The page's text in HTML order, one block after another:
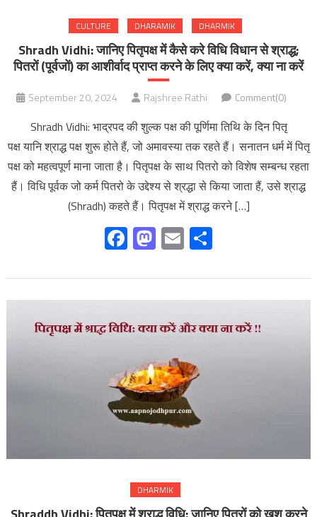
CULTURE DHARAMIK DHARMIK
Shradh Vidhi: जानिए पितृपक्ष में कैसे करे विधि विधान से श्राद्ध;
पितरों (पूर्वजों) का आशीर्वाद प्राप्त करने के लिए क्या करें, क्या ना करें
September 20, 2024 Rajshree Rathi Comment(0)
Shradh Vidhi: भाद्रपद की शुल्क पक्ष की पूर्णिमा तिथि के दिन पितृ
पक्ष यानि श्राद्ध पक्ष शुरू होते हैं, जो अमावस्या तक रहते हैं। सनातन धर्म में पितृ
पक्ष को महत्वपूर्ण माना जाता है। पितृपक्ष के साथ पितरो को विशेष सम्बन्ध रहता
हैं। विधि पूर्वक जो कर्म पितरो के उद्देश्य से श्रद्धा से किया जाता हैं, उसे श्राद्ध
(Shradh) कहते हैं। पितृपक्ष में श्राद्ध करने […]
Facebook
Mastodon
Email
DHARMIK